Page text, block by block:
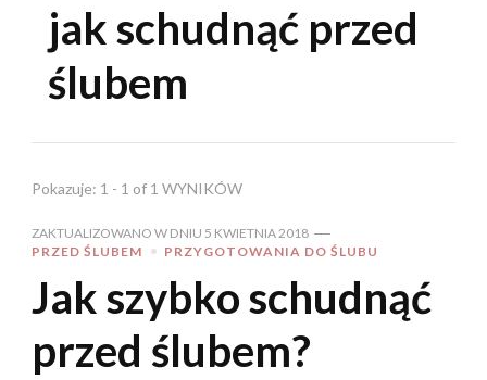
jak schudnąć przed
ślubem
Pokazuje: 1 - 1 of 1 WYNIKÓW
ZAKTUALIZOWANO W DNIU 5 KWIETNIA 2018
PRZED ŚLUBEM
PRZYGOTOWANIA DO ŚLUBU
Jak szybko schudnąć
przed ślubem?